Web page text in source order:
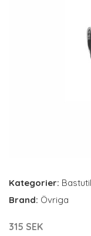
Kategorier:
Brand: Övriga
315 SEK